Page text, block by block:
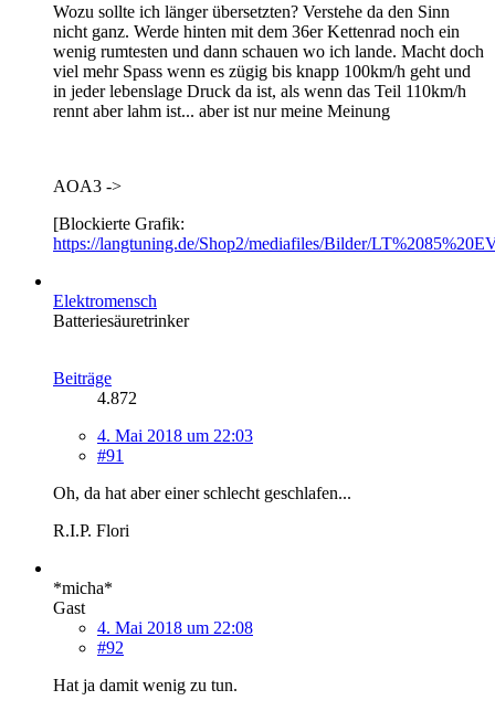
Wozu sollte ich länger übersetzten? Verstehe da den Sinn
nicht ganz. Werde hinten mit dem 36er Kettenrad noch ein
wenig rumtesten und dann schauen wo ich lande. Macht doch
viel mehr Spass wenn es zügig bis knapp 100km/h geht und
in jeder lebenslage Druck da ist, als wenn das Teil 110km/h
rennt aber lahm ist... aber ist nur meine Meinung
AOA3 ->
[Blockierte Grafik:
https://langtuning.de/Shop2/mediafiles/Bilder/
Elektromensch
Batteriesäuretrinker
Beiträge
4.872
4. Mai 2018 um 22:03
#91
Oh, da hat aber einer schlecht geschlafen...
R.I.P. Flori
*micha*
Gast
4. Mai 2018 um 22:08
#92
Hat ja damit wenig zu tun.